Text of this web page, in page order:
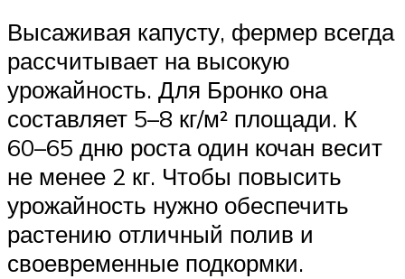
Высаживая капусту, фермер всегда
рассчитывает на высокую
урожайность. Для Бронко она
составляет 5–8 кг/м² площади. К
60–65 дню роста один кочан весит
не менее 2 кг. Чтобы повысить
урожайность нужно обеспечить
растению отличный полив и
своевременные подкормки.